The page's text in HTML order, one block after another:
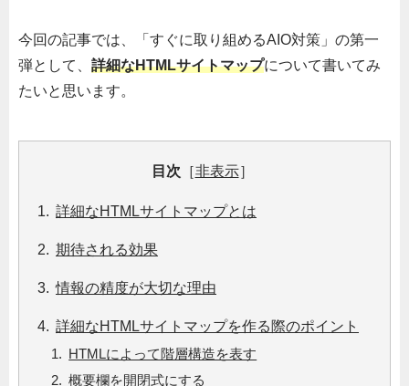
今回の記事では、「すぐに取り組めるAIO対策」の第一
弾として、 詳細なHTMLサイトマップについて書いてみ
たいと思います。
目次 ［非表示］
詳細なHTMLサイトマップとは
期待される効果
情報の精度が大切な理由
詳細なHTMLサイトマップを作る際のポイント
HTMLによって階層構造を表す
概要欄を開閉式にする